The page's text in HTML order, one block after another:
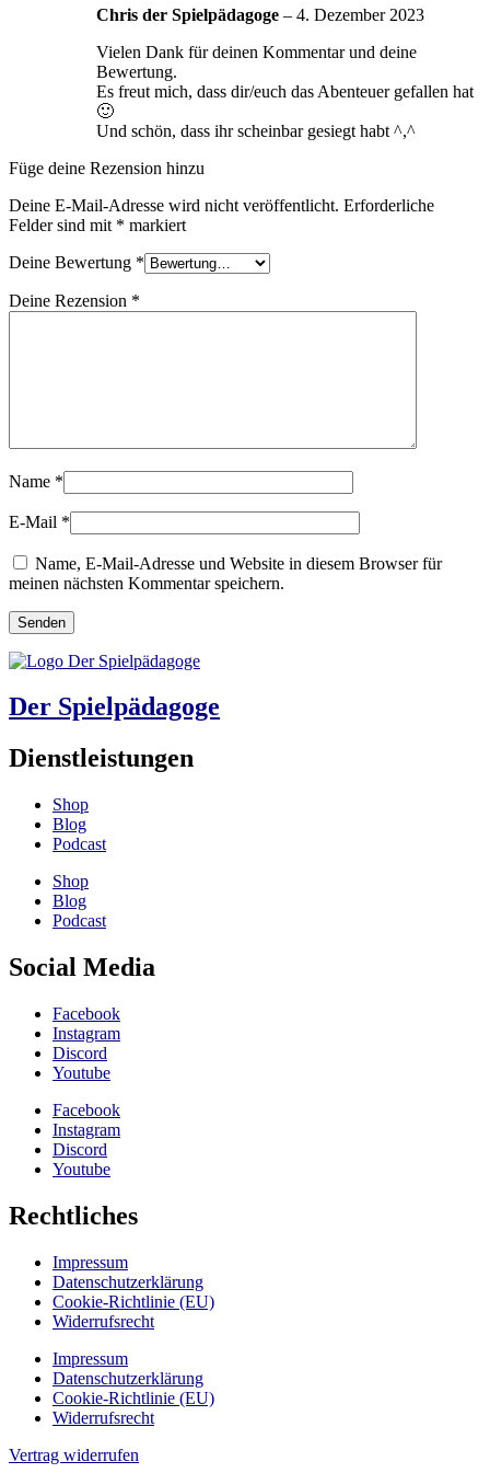
Chris der Spielpädagoge – 4. Dezember 2023
Vielen Dank für deinen Kommentar und deine
Bewertung.
Es freut mich, dass dir/euch das Abenteuer gefallen hat
🙂
Und schön, dass ihr scheinbar gesiegt habt ^,^
Füge deine Rezension hinzu
Deine E-Mail-Adresse wird nicht veröffentlicht. Erforderliche
Felder sind mit * markiert
Deine Bewertung *
Deine Rezension *
Name *
E-Mail *
Name, E-Mail-Adresse und Website in diesem Browser für
meinen nächsten Kommentar speichern.
Der Spielpädagoge
Dienstleistungen
Shop
Blog
Podcast
Shop
Blog
Podcast
Social Media
Facebook
Instagram
Discord
Youtube
Facebook
Instagram
Discord
Youtube
Rechtliches
Impressum
Datenschutzerklärung
Cookie-Richtlinie (EU)
Widerrufsrecht
Impressum
Datenschutzerklärung
Cookie-Richtlinie (EU)
Widerrufsrecht
Vertrag widerrufen